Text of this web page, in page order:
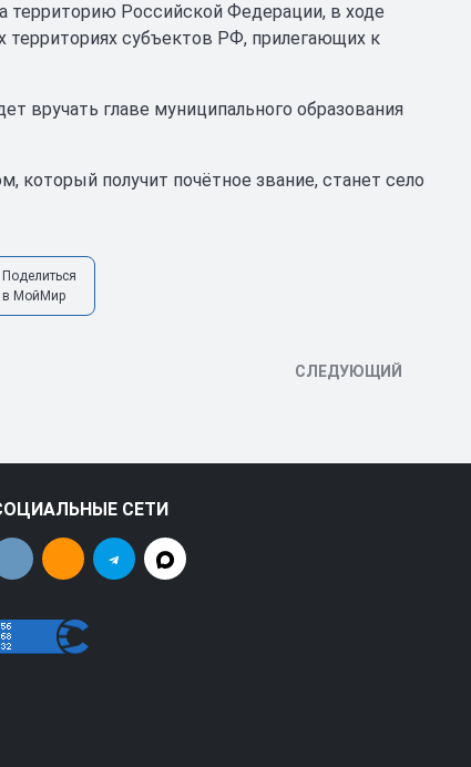
территорию Российской Федерации, в ходе
территориях субъектов РФ, прилегающих к
вручать главе муниципального образования
получит почётное звание, станет село
Поделиться
в МойМир
СЛЕДУЮЩИЙ
СЕТИ